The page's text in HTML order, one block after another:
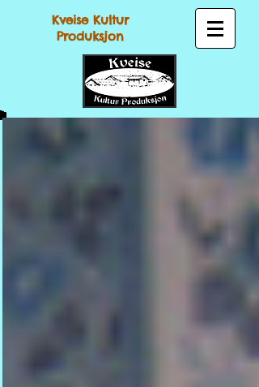
Kveise Kultur
Produksjon